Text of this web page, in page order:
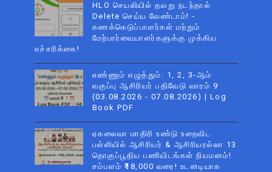
HLO செயலியில் தவறு நடந்தால்
Delete செய்ய வேண்டாம்! -
கணக்கெடுப்பாளர்கள் மற்றும்
மேற்பார்வையாளர்களுக்கு முக்கிய
எச்சரிக்கை!
எண்ணும் எழுத்தும்: 1, 2, 3-ஆம்
வகுப்பு ஆசிரியர் பதிவேடு வாரம் 9
(03.08.2026 - 07.08.2026) | Log
Book PDF
ஏகலைவா மாதிரி உண்டு உறைவிட
பள்ளியில் ஆசிரியர் & ஆசிரியரல்லா 13
தொகுப்பூதிய பணியிடங்கள் நியமனம்!
சம்பளம் ₹18,000 வரை! உடனடியாக